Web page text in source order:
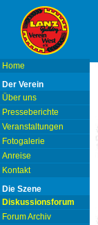
Home
Der Verein
Über uns
Presseberichte
Veranstaltungen
Fotogalerie
Anreise
Kontakt
Die Szene
Diskussionsforum
Forum Archiv